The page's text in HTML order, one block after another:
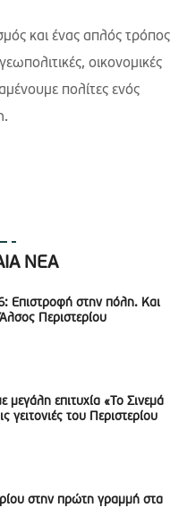
και ένας απλός τρόπος
οικονομικές
πολίτες ενός
ΝΕΑ
Επιστροφή στην πόλη. Και
Περιστερίου
επιτυχία «Το Σινεμά
γειτονιές του Περιστερίου
στην πρώτη γραμμή στα